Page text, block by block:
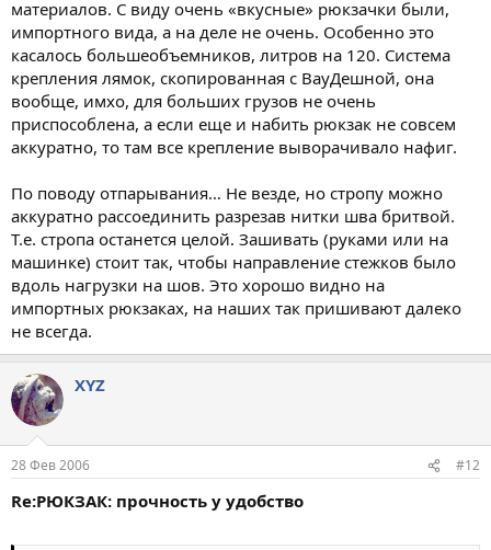
материалов. С виду очень «вкусные» рюкзачки были,
импортного вида, а на деле не очень. Особенно это
касалось большеобъемников, литров на 120. Система
крепления лямок, скопированная с ВауДешной, она
вообще, имхо, для больших грузов не очень
приспособлена, а если еще и набить рюкзак не совсем
аккуратно, то там все крепление выворачивало нафиг.
По поводу отпарывания… Не везде, но стропу можно
аккуратно рассоединить разрезав нитки шва бритвой.
Т.е. стропа останется целой. Зашивать (руками или на
машинке) стоит так, чтобы направление стежков было
вдоль нагрузки на шов. Это хорошо видно на
импортных рюкзаках, на наших так пришивают далеко
не всегда.
XYZ
28 Фев 2006 #12
Re:РЮКЗАК: прочность у удобство